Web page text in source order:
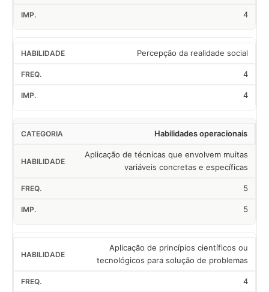
4
Percepção da realidade social
4
4
Habilidades operacionais
Aplicação de técnicas que envolvem muitas
variáveis concretas e específicas
5
5
Aplicação de princípios científicos ou
tecnológicos para solução de problemas
4